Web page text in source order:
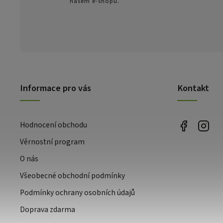
Informace pro vás
Hodnocení obchodu
Věrnostní program
O nás
Všeobecné obchodní podmínky
Podmínky ochrany osobních údajů
Doprava zdarma
Kontakt